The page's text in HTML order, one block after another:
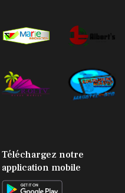
Téléchargez notre
application mobile